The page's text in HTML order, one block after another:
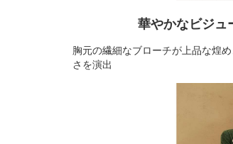
華やかなビジュ
胸元の繊細なブローチが上品な煌
さを演出